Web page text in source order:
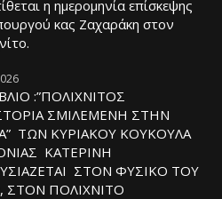
η ημερομηνία επίσκεψης
κας Ζαχαράκη στον
:”ΠΟΛΙΧΝΙΤΟΣ
ΣΜΙΛΕΜΕΝΗ ΣΤΗΝ
ΤΩΝ ΚΥΡΙΑΚΟΥ ΚΟΥΚΟΥΛΑ
ΚΑΤΕΡΙΝΗ
ΣΤΟΝ ΦΥΣΙΚΟ ΤOY
ΣΤΟΝ ΠΟΛΙΧΝΙΤΟ